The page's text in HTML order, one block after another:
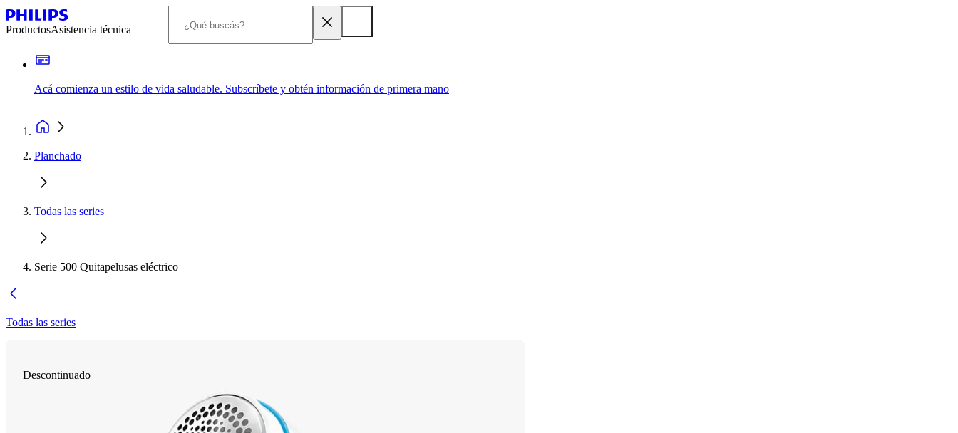
ProductosAsistencia técnica
Acá comienza un estilo de vida saludable. Subscríbete y obtén información de primera mano
Planchado
Todas las series
Serie 500 Quitapelusas eléctrico
Todas las series
Descontinuado